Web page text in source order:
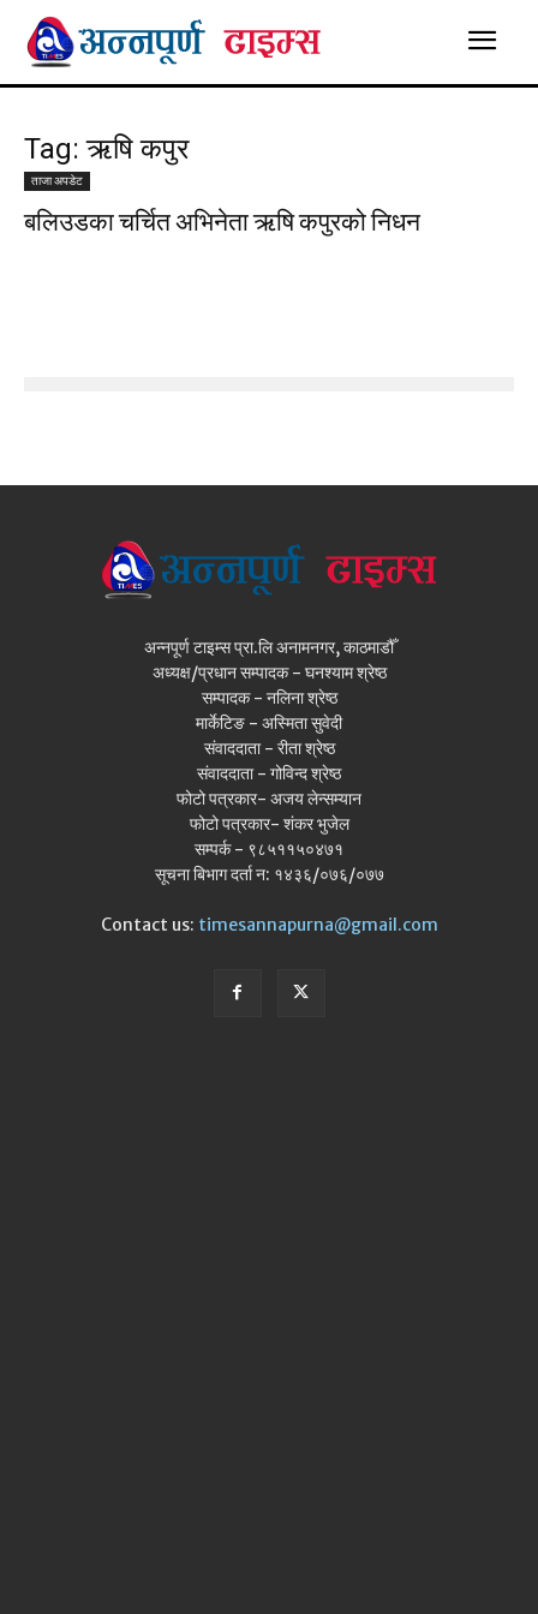
Tag: ऋषि कपुर
ताजा अपडेट
बलिउडका चर्चित अभिनेता ऋषि कपुरको निधन
अन्नपूर्ण टाइम्स प्रा.लि अनामनगर, काठमाडौँ
अध्यक्ष/प्रधान सम्पादक - घनश्याम श्रेष्ठ
सम्पादक - नलिना श्रेष्ठ
मार्केटिङ - अस्मिता सुवेदी
संवाददाता - रीता श्रेष्ठ
संवाददाता - गोविन्द श्रेष्ठ
फोटो पत्रकार- अजय लेन्सम्यान
फोटो पत्रकार- शंकर भुजेल
सम्पर्क - ९८५११५०४७१
सूचना बिभाग दर्ता न: १४३६/०७६/०७७
Contact us: timesannapurna@gmail.com